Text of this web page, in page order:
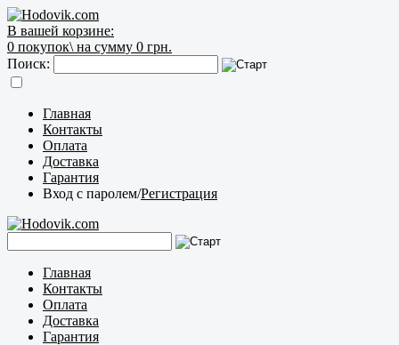
В вашей корзине:
0 покупок\ на сумму 0 грн.
Поиск:
Главная
Контакты
Оплата
Доставка
Гарантия
Вход с паролем/Регистрация
Главная
Контакты
Оплата
Доставка
Гарантия